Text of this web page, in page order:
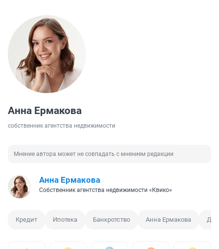
Анна Ермакова
собственник агентства недвижимости
Мнение автора может не совпадать с мнением редакции
Анна Ермакова
Собственник агентства недвижимости «Квико»
Кредит Ипотека Банкротство Анна Ермакова